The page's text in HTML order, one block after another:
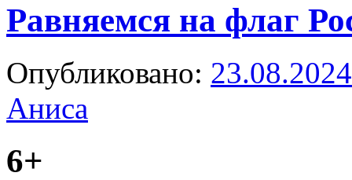
Равняемся на флаг
Опубликовано: 23.08.2024
Аниса
6+